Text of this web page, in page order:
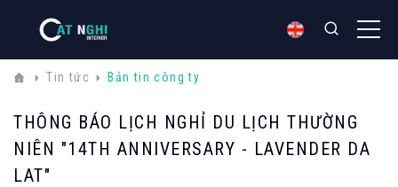
Tin tức Bản tin công ty
THÔNG BÁO LỊCH NGHỈ DU LỊCH THƯỜNG
NIÊN "14TH ANNIVERSARY - LAVENDER DA
LAT"